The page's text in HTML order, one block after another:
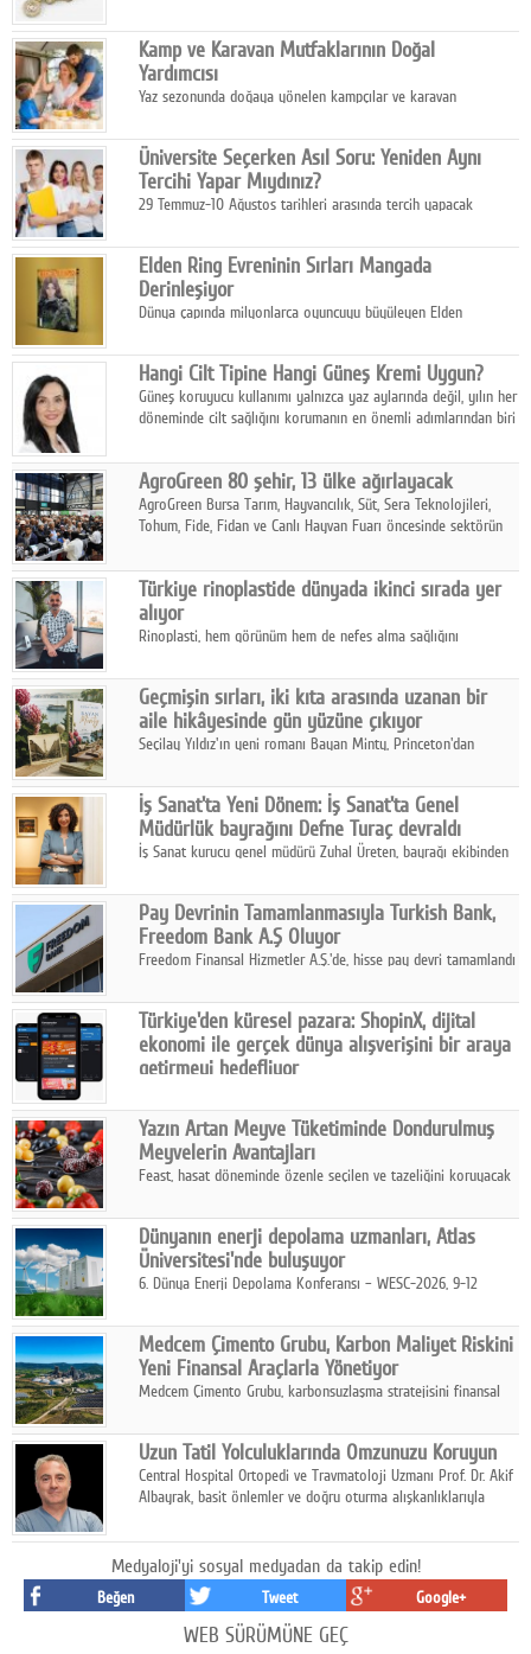
dokunuşunu taşıyor.
Kamp ve Karavan Mutfaklarının Doğal
Yardımcısı
Yaz sezonunda doğaya yönelen kampçılar ve karavan
temizlik sağlayan, çevreye duyarlı bitkisel içerikli ürünleri tercih
ediyor.
Üniversite Seçerken Asıl Soru: Yeniden Aynı
Tercihi Yapar Mıydınız?
29 Temmuz-10 Ağustos tarihleri arasında tercih yapacak
Elden Ring Evreninin Sırları Mangada
Derinleşiyor
Dünya çapında milyonlarca oyuncuyu büyüleyen Elden
aksiyonu ve karanlık fantastik atmosferi bir araya getirmeyi
sürdürüyor.
Hangi Cilt Tipine Hangi Güneş Kremi Uygun?
Güneş koruyucu kullanımı yalnızca yaz aylarında değil, yılın her
döneminde cilt sağlığını korumanın en önemli adımlarından biri
AgroGreen 80 şehir, 13 ülke ağırlayacak
AgroGreen Bursa Tarım, Hayvancılık, Süt, Sera Teknolojileri,
Tohum, Fide, Fidan ve Canlı Hayvan Fuarı öncesinde sektörün
Türkiye rinoplastide dünyada ikinci sırada yer
alıyor
Rinoplasti, hem görünüm hem de nefes alma sağlığını
biri konumunda.
Geçmişin sırları, iki kıta arasında uzanan bir
aile hikâyesinde gün yüzüne çıkıyor
Seçilay Yıldız'ın yeni romanı Bayan Minty, Princeton'dan
katmanlı bir aile hikâyesi anlatıyor.
İş Sanat'ta Yeni Dönem: İş Sanat'ta Genel
Müdürlük bayrağını Defne Turaç devraldı
İş Sanat kurucu genel müdürü Zuhal Üreten, bayrağı ekibinden
Pay Devrinin Tamamlanmasıyla Turkish Bank,
Freedom Bank A.Ş Oluyor
Freedom Finansal Hizmetler A.Ş.'de, hisse pay devri tamamlandı
Turkish Bank'ın ticaret unvanının “Freedom Bank A.Ş.” olmasına
karar verildi.
Türkiye'den küresel pazara: ShopinX, dijital
ekonomi ile gerçek dünya alışverişini bir araya
getirmeyi hedefliyor
ekonomi ile gerçek dünya alışveriş deneyimi arasında köprü
kurmayı hedefleyen vizyonuyla uluslararası pazarlara açılıyor.
Yazın Artan Meyve Tüketiminde Dondurulmuş
Meyvelerin Avantajları
Feast, hasat döneminde özenle seçilen ve tazeliğini koruyacak
pratik, güvenilir ve lezzetli bir alternatif sunuyor.
Dünyanın enerji depolama uzmanları, Atlas
Üniversitesi'nde buluşuyor
6. Dünya Enerji Depolama Konferansı – WESC-2026, 9-12
sahipliğinde gerçekleştirilecek.
Medcem Çimento Grubu, Karbon Maliyet Riskini
Yeni Finansal Araçlarla Yönetiyor
Medcem Çimento Grubu, karbonsuzlaşma stratejisini finansal
Uzun Tatil Yolculuklarında Omzunuzu Koruyun
Central Hospital Ortopedi ve Travmatoloji Uzmanı Prof. Dr. Akif
Albayrak, basit önlemler ve doğru oturma alışkanlıklarıyla
Medyaloji'yi sosyal medyadan da takip edin!
Beğen Tweet Google+
WEB SÜRÜMÜNE GEÇ